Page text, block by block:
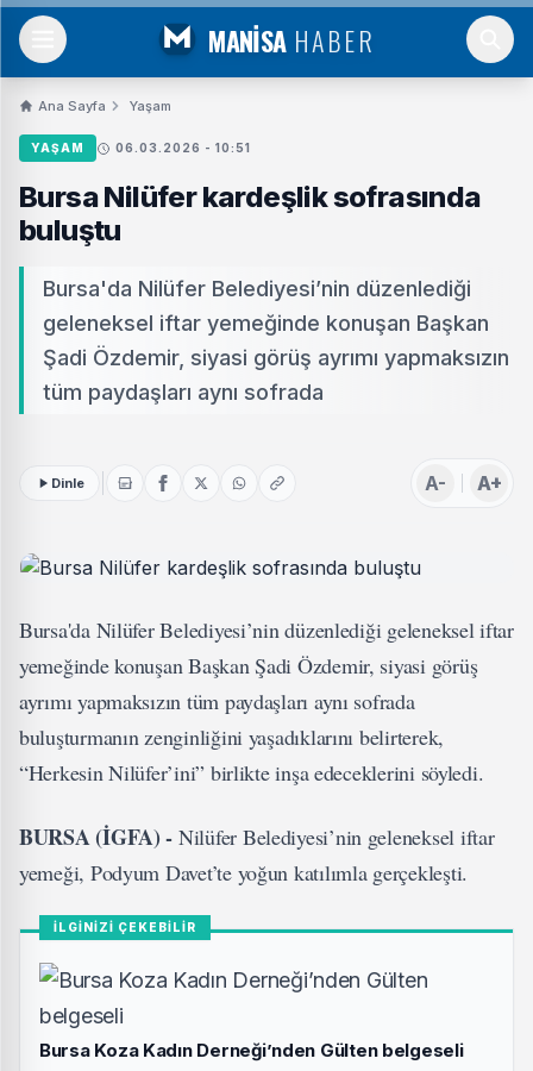
MANİSA HABER
Ana Sayfa Yaşam
YAŞAM 06.03.2026 - 10:51
Bursa Nilüfer kardeşlik sofrasında
buluştu
Bursa'da Nilüfer Belediyesi’nin düzenlediği
geleneksel iftar yemeğinde konuşan Başkan
Şadi Özdemir, siyasi görüş ayrımı yapmaksızın
tüm paydaşları aynı sofrada
Dinle A- A+
Bursa'da Nilüfer Belediyesi’nin düzenlediği geleneksel iftar
yemeğinde konuşan Başkan Şadi Özdemir, siyasi görüş
ayrımı yapmaksızın tüm paydaşları aynı sofrada
buluşturmanın zenginliğini yaşadıklarını belirterek,
“Herkesin Nilüfer’ini” birlikte inşa edeceklerini söyledi.
BURSA (İGFA) - Nilüfer Belediyesi’nin geleneksel iftar
yemeği, Podyum Davet’te yoğun katılımla gerçekleşti.
İLGİNİZİ ÇEKEBİLİR
Bursa Koza Kadın Derneği’nden Gülten belgeseli